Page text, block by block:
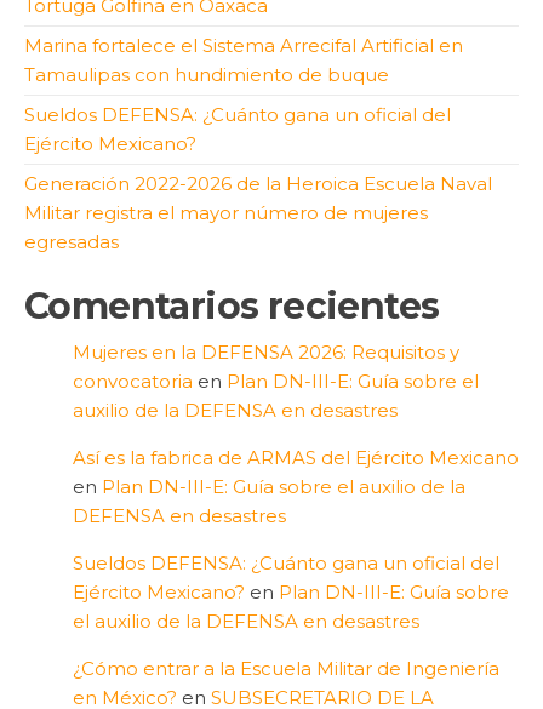
Tortuga Golfina en Oaxaca
Marina fortalece el Sistema Arrecifal Artificial en
Tamaulipas con hundimiento de buque
Sueldos DEFENSA: ¿Cuánto gana un oficial del
Ejército Mexicano?
Generación 2022-2026 de la Heroica Escuela Naval
Militar registra el mayor número de mujeres
egresadas
Comentarios recientes
Mujeres en la DEFENSA 2026: Requisitos y
convocatoria en Plan DN-III-E: Guía sobre el
auxilio de la DEFENSA en desastres
Así es la fabrica de ARMAS del Ejército Mexicano
en Plan DN-III-E: Guía sobre el auxilio de la
DEFENSA en desastres
Sueldos DEFENSA: ¿Cuánto gana un oficial del
Ejército Mexicano? en Plan DN-III-E: Guía sobre
el auxilio de la DEFENSA en desastres
¿Cómo entrar a la Escuela Militar de Ingeniería
en México? en SUBSECRETARIO DE LA